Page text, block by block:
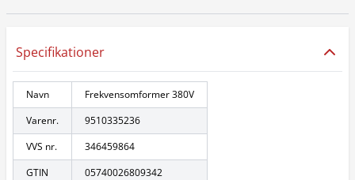
Specifikationer
Navn
Frekvensomformer 380V
Varenr.
9510335236
VVS nr.
346459864
GTIN
05740026809342